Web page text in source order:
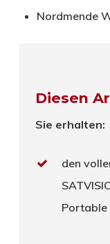
Nordmende
Diesen
Sie erhalten:
den
Portable